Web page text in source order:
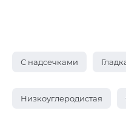
С надсечками
Низкоуглеродистая